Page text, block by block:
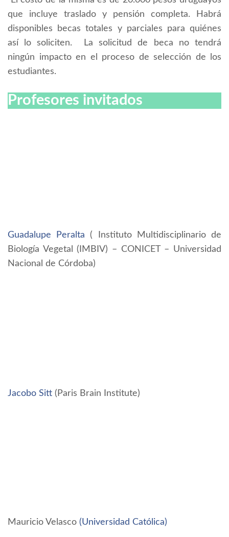
que incluye traslado y pensión completa. Habrá
disponibles becas totales y parciales para quiénes
así lo soliciten. La solicitud de beca no tendrá
ningún impacto en el proceso de selección de los
estudiantes.
Profesores invitados
Guadalupe Peralta ( Instituto Multidisciplinario de
Biología Vegetal (IMBIV) – CONICET – Universidad
Nacional de Córdoba)
Jacobo Sitt (Paris Brain Institute)
Mauricio Velasco (Universidad Católica)